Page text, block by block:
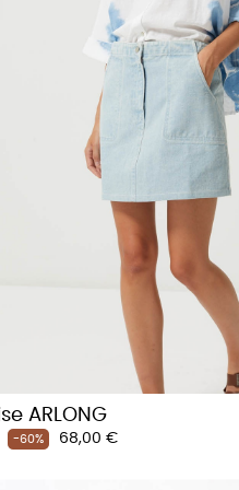
ARLONG
-60% Prix
68,00 €